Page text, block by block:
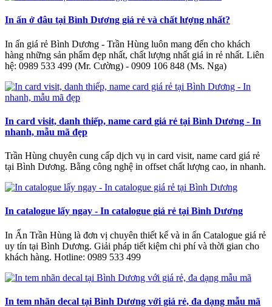
In ấn ở đâu tại Bình Dương giá rẻ và chất lượng nhất?
In ấn giá rẻ Bình Dương - Trần Hùng luôn mang đến cho khách
hàng những sản phẩm đẹp nhất, chất lượng nhất giá in rẻ nhất. Liên
hệ: 0989 533 499 (Mr. Cường) - 0909 106 848 (Ms. Nga)
In card visit, danh thiếp, name card giá rẻ tại Bình Dương - In
nhanh, mẫu mã đẹp
Trần Hùng chuyên cung cấp dịch vụ in card visit, name card giá rẻ
tại Bình Dương. Bằng công nghệ in offset chất lượng cao, in nhanh.
In catalogue lấy ngay - In catalogue giá rẻ tại Bình Dương
In Ấn Trần Hùng là đơn vị chuyên thiết kế và in ấn Catalogue giá rẻ
uy tín tại Bình Dương. Giải pháp tiết kiệm chi phí và thời gian cho
khách hàng. Hotline: 0989 533 499
In tem nhãn decal tại Bình Dương với giá rẻ, đa dạng mẫu mã